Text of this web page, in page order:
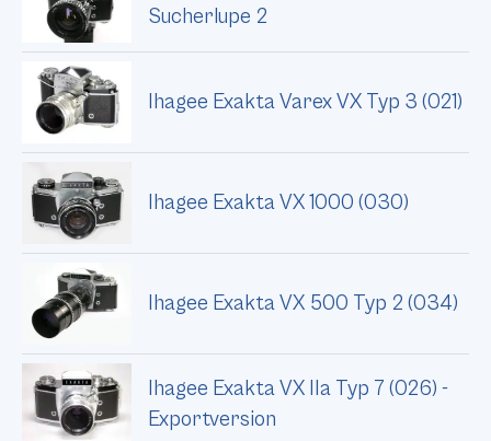
Sucherlupe 2
Ihagee Exakta Varex VX Typ 3 (021)
Ihagee Exakta VX 1000 (030)
Ihagee Exakta VX 500 Typ 2 (034)
Ihagee Exakta VX IIa Typ 7 (026) -
Exportversion